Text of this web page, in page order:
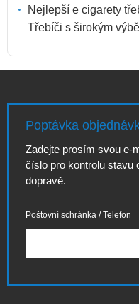
Nejlepší e cigarety
Třebíči s širokým
Poptávka
Zadejte prosím svou e-
číslo pro kontrolu stavu
dopravě.
Poštovní schránka / Telefon